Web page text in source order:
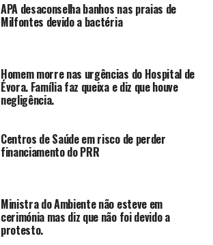
APA desaconselha banhos nas praias de
Milfontes devido a bactéria
Homem morre nas urgências do Hospital de
Évora. Família faz queixa e diz que houve
negligência.
Centros de Saúde em risco de perder
financiamento do PRR
Ministra do Ambiente não esteve em
cerimónia mas diz que não foi devido a
protesto.